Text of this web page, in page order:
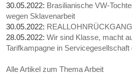
30.05.2022: Brasilianische VW-
wegen Sklavenarbeit
30.05.2022:
28.05.2022:Wir sind Klasse, macht
Tarifkampagne in
Alle Artikel zum Thema Arbeit